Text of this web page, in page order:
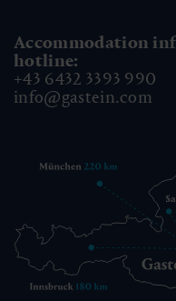
Accommodation
hotline:
+43 6432 3393 990
info@gastein.com